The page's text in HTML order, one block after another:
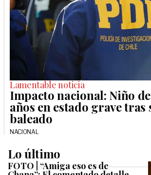
Impacto nacional: Niño
años en estado grave tras
baleado
Lamentable noticia
NACIONAL
Lo último
FOTO | “Amiga eso es de